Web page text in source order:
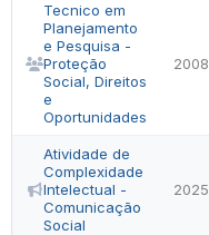
Tecnico em
Planejamento
e Pesquisa -
Proteção
Social, Direitos
e
Oportunidades
2008
Atividade de
Complexidade
Intelectual -
Comunicação
Social
2025